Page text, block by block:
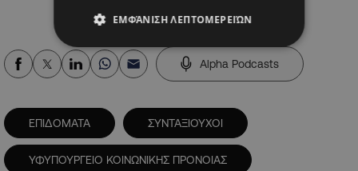
Alpha Podcasts
ΕΠΙΔΟΜΑΤΑ ΣΥΝΤΑΞΙΟΥΧΟΙ
ΥΦΥΠΟΥΡΓΕΙΟ ΚΟΙΝΩΝΙΚΗΣ ΠΡΟΝΟΙΑΣ
ΕΜΦΆΝΙΣΗ ΛΕΠΤΟΜΕΡΕΙΏΝ